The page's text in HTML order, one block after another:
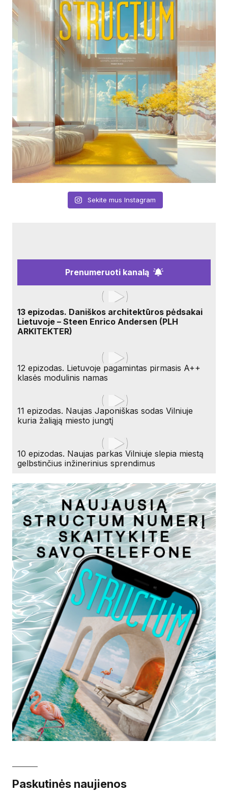
Sekite mus Instagram
Prenumeruoti kanalą
13 epizodas. Daniškos architektūros pėdsakai
Lietuvoje – Steen Enrico Andersen (PLH
ARKITEKTER)
12 epizodas. Lietuvoje pagamintas pirmasis A++
klasės modulinis namas
11 epizodas. Naujas Japoniškas sodas Vilniuje
kuria žaliąją miesto jungtį
10 epizodas. Naujas parkas Vilniuje slepia miestą
gelbstinčius inžinerinius sprendimus
Paskutinės naujienos